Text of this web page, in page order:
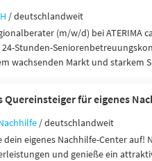
/ deutschlandweit
(m/w/d) bei ATERIMA
Stunden-
wachsenden Markt und starkem
für eigenes
/ deutschlandweit
eigenes Nachhilfe-Center auf!
und genieße ein